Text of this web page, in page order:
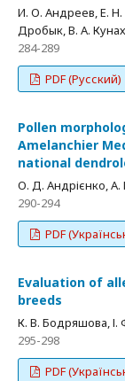
И. О. Андреев, Е.
Дробык, В. А. Кунах
284-289
PDF (Русский)
Pollen
Amelanchier
national
О. Д. Андрієнко, А.
290-294
PDF
Evaluation of
breeds
К. В. Бодряшова, І.
295-298
PDF